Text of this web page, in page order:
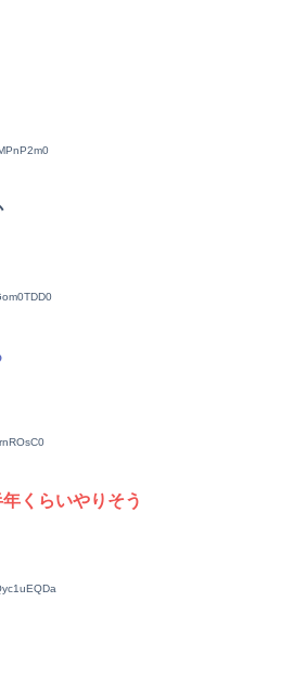
くらいやりそう